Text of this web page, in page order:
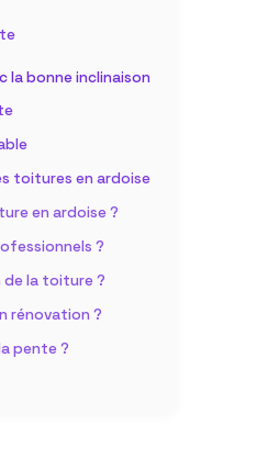
la bonne inclinaison
toitures en ardoise
en ardoise ?
?
la toiture ?
rénovation ?
pente ?